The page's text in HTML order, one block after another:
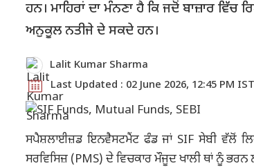
ਹਨ। ਮਾਹਿਰਾਂ ਦਾ ਮੰਨਣਾ ਹੈ ਕਿ ਜਦੋਂ ਬਾਜ਼ਾਰ
ਅਨੁਕੂਲ ਨਤੀਜੇ ਦੇ ਸਕਦੇ ਹਨ।
Lalit Kumar Sharma
Last Updated : 02 June 2026, 12:45 PM IST
ਸਪੈਸ਼ਲਾਈਜ਼ਡ ਇਨਵੈਸਟਮੈਂਟ ਫੰਡ ਜਾਂ SIF ਸੇਬੀ ਵੱਲੋਂ
ਸਰਵਿਸਿਜ਼ (PMS) ਦੇ ਵਿਚਕਾਰ ਮੌਜੂਦ ਖਾਲੀ ਥਾਂ ਨੂੰ